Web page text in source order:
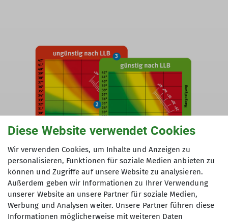
Diese Website verwendet Cookies
Wir verwenden Cookies, um Inhalte und Anzeigen zu
personalisieren, Funktionen für soziale Medien anbieten zu
können und Zugriffe auf unsere Website zu analysieren.
Außerdem geben wir Informationen zu Ihrer Verwendung
unserer Website an unsere Partner für soziale Medien,
Werbung und Analysen weiter. Unsere Partner führen diese
Informationen möglicherweise mit weiteren Daten